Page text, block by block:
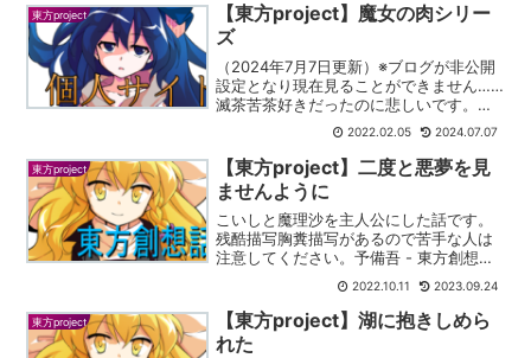
東方project
【東方project】魔女の肉シリー
ズ
（2024年7月7日更新）※ブログが非公開
設定となり現在見ることができません……
滅茶苦茶好きだったのに悲しいです。ア
リスメインのSS。殺したらそれっきりで
すが、生かしたまま独占すれば、いくら
でも愛でることが出来ます。って考えの
下、作ったSS...
2022.02.05 2024.07.07
東方project
【東方project】二度と悪夢を見
ませんように
こいしと魔理沙を主人公にした話です。
残酷描写胸糞描写があるので苦手な人は
注意してください。予備吾 - 東方創想話
理沙の話です。あらすじ鬼と地霊殿との
争っていた時代、鬼を拷問しているさと
りの心を読ん...
2022.10.11 2023.09.24
東方project
【東方project】湖に抱きしめら
れた